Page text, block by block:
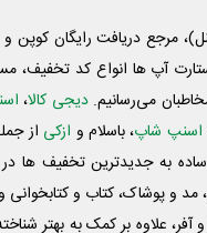
مرجع دریافت رایگان کوپن
آپ ها انواع کد تخفیف،
می‌رسانیم. دیجی کالا،
اسنپ شاپ، باسلام و ازکی از
به جدیدترین تخفیف ها در
و پوشاک، کتاب و کتابخوانی
و آفر، علاوه بر کمک به بهتر